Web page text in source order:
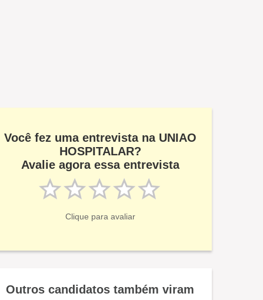
Você fez uma entrevista na UNIAO
HOSPITALAR?
Avalie agora essa entrevista
Clique para avaliar
Outros candidatos também viram